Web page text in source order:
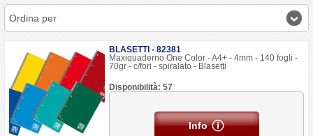
Ordina per
BLASETTI - 82381
Maxiquaderno One Color - A4+ - 4mm - 140 fogli -
70gr - c/fori - spiralato - Blasetti
Disponibilità: 57
Info